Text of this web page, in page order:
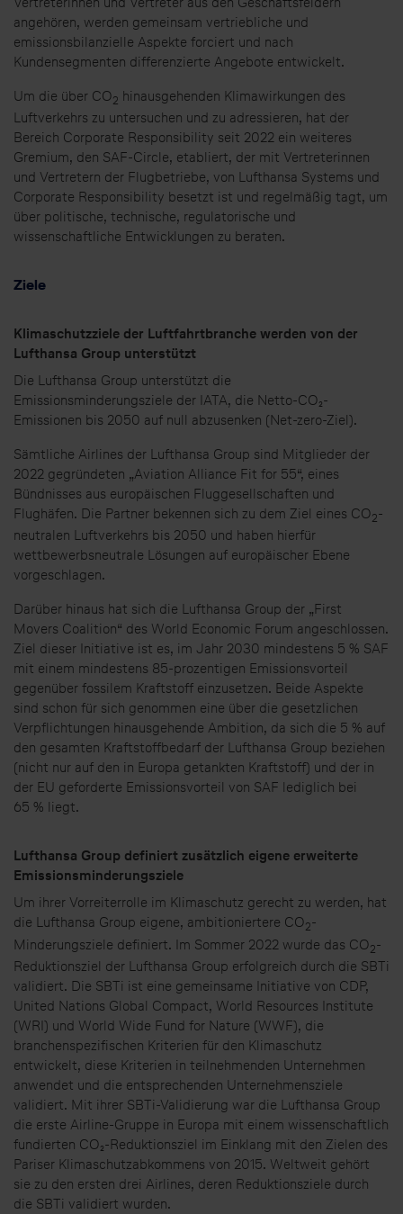
angehören, werden gemeinsam vertriebliche und
emissionsbilanzielle Aspekte forciert und nach
Kundensegmenten differenzierte Angebote entwickelt.
Um die über CO2 hinausgehenden Klimawirkungen des
Luftverkehrs zu untersuchen und zu adressieren, hat der
Bereich Corporate Responsibility seit 2022 ein weiteres
Gremium, den SAF-Circle, etabliert, der mit Vertreterinnen
und Vertretern der Flugbetriebe, von Lufthansa Systems und
Corporate Responsibility besetzt ist und regelmäßig tagt, um
über politische, technische, regulatorische und
wissenschaftliche Entwicklungen zu beraten.
Ziele
Klimaschutzziele der Luftfahrtbranche werden von der
Lufthansa Group unterstützt
Die Lufthansa Group unterstützt die
Emissionsminderungsziele der IATA, die Netto-CO₂-
Emissionen bis 2050 auf null abzusenken (Net-zero-Ziel).
Sämtliche Airlines der Lufthansa Group sind Mitglieder der
2022 gegründeten „Aviation Alliance Fit for 55“, eines
Bündnisses aus europäischen Fluggesellschaften und
Flughäfen. Die Partner bekennen sich zu dem Ziel eines CO2-
neutralen Luftverkehrs bis 2050 und haben hierfür
wettbewerbsneutrale Lösungen auf europäischer Ebene
vorgeschlagen.
Darüber hinaus hat sich die Lufthansa Group der „First
Movers Coalition“ des World Economic Forum angeschlossen.
Ziel dieser Initiative ist es, im Jahr 2030 mindestens 5 % SAF
mit einem mindestens 85-prozentigen Emissionsvorteil
gegenüber fossilem Kraftstoff einzusetzen. Beide Aspekte
sind schon für sich genommen eine über die gesetzlichen
Verpflichtungen hinausgehende Ambition, da sich die 5 % auf
den gesamten Kraftstoffbedarf der Lufthansa Group beziehen
(nicht nur auf den in Europa getankten Kraftstoff) und der in
der EU geforderte Emissionsvorteil von SAF lediglich bei
65 % liegt.
Lufthansa Group definiert zusätzlich eigene erweiterte
Emissionsminderungsziele
Um ihrer Vorreiterrolle im Klimaschutz gerecht zu werden, hat
die Lufthansa Group eigene, ambitioniertere CO2-
Minderungsziele definiert. Im Sommer 2022 wurde das CO2-
Reduktionsziel der Lufthansa Group erfolgreich durch die SBTi
validiert. Die SBTi ist eine gemeinsame Initiative von CDP,
United Nations Global Compact, World Resources Institute
(WRI) und World Wide Fund for Nature (WWF), die
branchenspezifischen Kriterien für den Klimaschutz
entwickelt, diese Kriterien in teilnehmenden Unternehmen
anwendet und die entsprechenden Unternehmensziele
validiert. Mit ihrer SBTi-Validierung war die Lufthansa Group
die erste Airline-Gruppe in Europa mit einem wissenschaftlich
fundierten CO₂-Reduktionsziel im Einklang mit den Zielen des
Pariser Klimaschutzabkommens von 2015. Weltweit gehört
sie zu den ersten drei Airlines, deren Reduktionsziele durch
die SBTi validiert wurden.